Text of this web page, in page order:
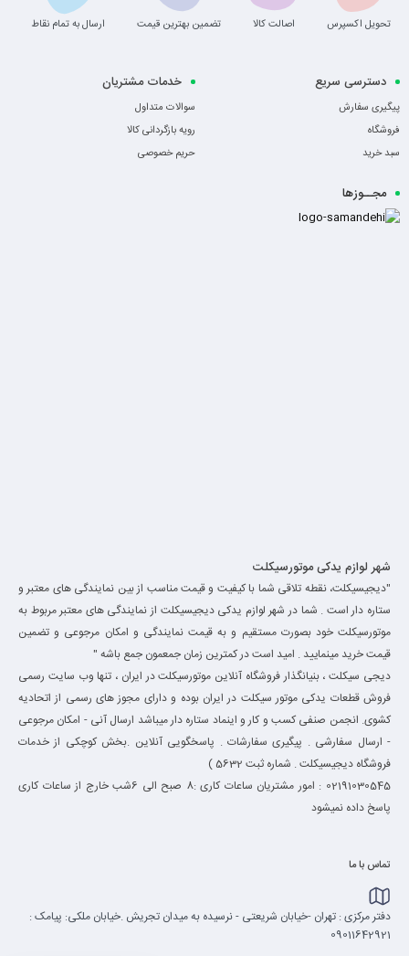
تحویل اکسپرس اصالت کالا تضمین بهترین قیمت ارسال به تمام نقاط
دسترسی سریع
پیگیری سفارش
فروشگاه
سبد خرید
خدمات مشتریان
سوالات متداول
رویه بازگردانی کالا
حریم خصوصی
مجــوزها
شهر لوازم یدکی موتورسیکلت
"دیجیسیکلت، نقطه تلاقی شما با کیفیت و قیمت مناسب از بین نمایندگی های معتبر و
ستاره دار است . شما در شهر لوازم یدکی دیجیسیکلت از نمایندگی های معتبر مربوط به
موتورسیکلت خود بصورت مستقیم و به قیمت نمایندگی و امکان مرجوعی و تضمین
قیمت خرید مینمایید . امید است در کمترین زمان جمعمون جمع باشه "
دیجی سیکلت ، بنیانگذار فروشگاه آنلاین موتورسیکلت در ایران ، تنها وب سایت رسمی
فروش قطعات یدکی موتور سیکلت در ایران بوده و دارای مجوز های رسمی از اتحادیه
کشوی. انجمن صنفی کسب و کار و اینماد ستاره دار میباشد ارسال آنی - امکان مرجوعی
- ارسال سفارشی . پیگیری سفارشات . پاسخگویی آنلاین .بخش کوچکی از خدمات
فروشگاه دیجیسیکلت . شماره ثبت 5632 )
02191030545 : امور مشتریان ساعات کاری :8 صبح الی 6شب خارج از ساعات کاری
پاسخ داده نمیشود
تماس با ما
دفتر مرکزی : تهران -خیابان شریعتی - نرسیده به میدان تجریش .خیابان ملکی: پیامک :
09011642921